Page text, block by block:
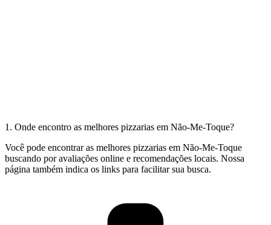
1. Onde encontro as melhores pizzarias em Não-Me-Toque?
Você pode encontrar as melhores pizzarias em Não-Me-Toque
buscando por avaliações online e recomendações locais. Nossa
página também indica os links para facilitar sua busca.